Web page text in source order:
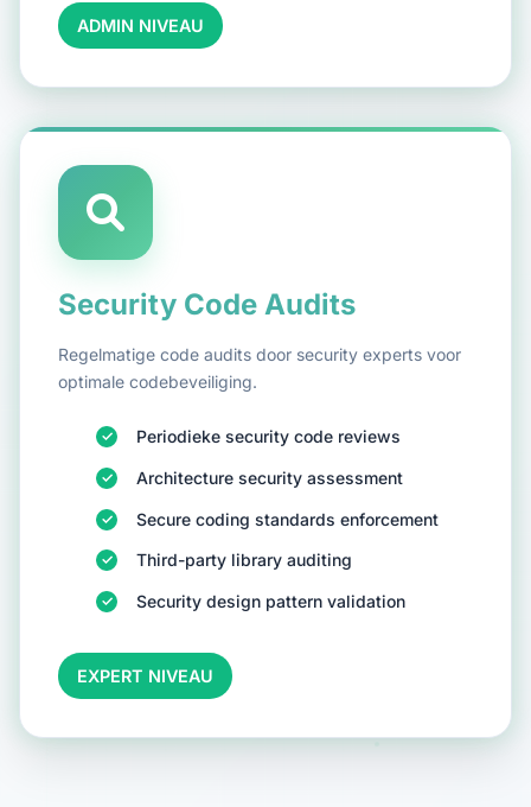
ADMIN NIVEAU
Security Code Audits
Regelmatige code audits door security experts voor
optimale codebeveiliging.
Periodieke security code reviews
Architecture security assessment
Secure coding standards enforcement
Third-party library auditing
Security design pattern validation
EXPERT NIVEAU